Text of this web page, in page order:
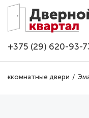
Перейти к
+375 (29) 620-93-
двери